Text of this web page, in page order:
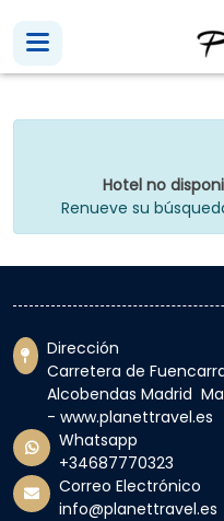
Hotel no
Renueve su
Dirección
Carretera de
Alcobendas Madrid
- www.planettravel.es
Whatsapp
+34687770323
Correo Electrónico
info@planettravel.es